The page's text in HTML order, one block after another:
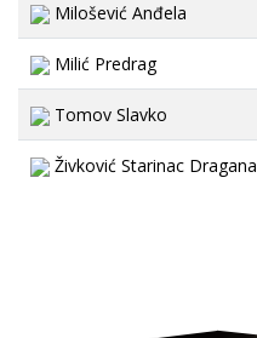
Milošević Anđela
Milić Predrag
Tomov Slavko
Živković Starinac Dragana